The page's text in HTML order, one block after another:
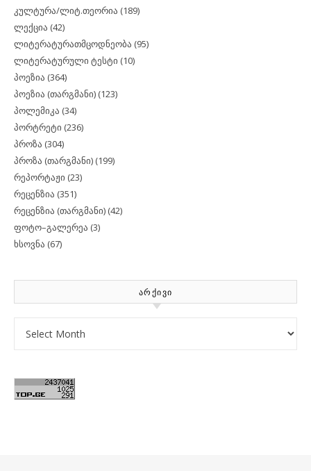
კულტურა/ლიტ.თეორია (189)
ლექცია (42)
ლიტერატურათმცოდნეობა (95)
ლიტერატურული ტესტი (10)
პოეზია (364)
პოეზია (თარგმანი) (123)
პოლემიკა (34)
პორტრეტი (236)
პროზა (304)
პროზა (თარგმანი) (199)
რეპორტაჟი (23)
რეცენზია (351)
რეცენზია (თარგმანი) (42)
ფოტო–გალერეა (3)
ხსოვნა (67)
ᲐᲠᲥᲘᲕᲘ